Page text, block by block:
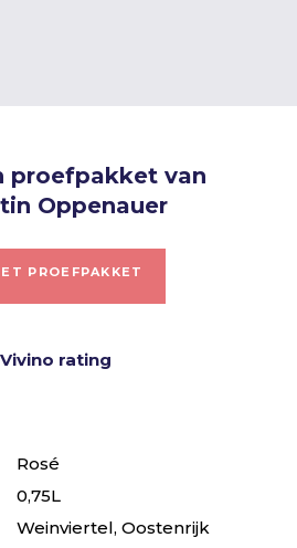
proefpakket van
Oppenauer
PROEFPAKKET
rating
Rosé
0,75L
Weinviertel, Oostenrijk